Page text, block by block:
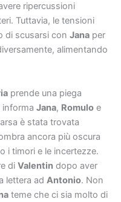
ripercussioni
Tuttavia, le tensioni
di scusarsi con Jana per
alimentando
prende una piega
informa Jana, Romulo e
è stata trovata
ancora più oscura
i timori e le incertezze.
di Valentin dopo aver
lettera ad Antonio. Non
teme che ci sia molto di